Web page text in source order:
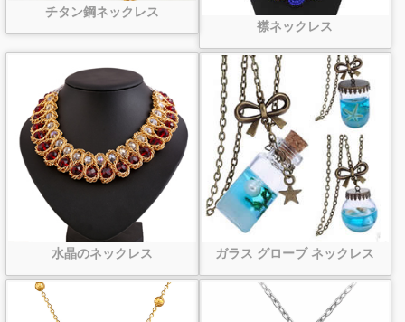
チタン鋼ネックレス
襟ネックレス
水晶のネックレス ガラス グローブ ネックレス